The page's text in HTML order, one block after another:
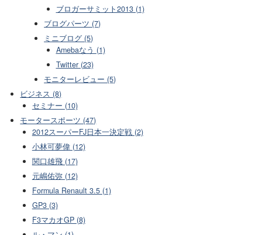
ブロガーサミット2013 (1)
ブログパーツ (7)
ミニブログ (5)
Amebaなう (1)
Twitter (23)
モニターレビュー (5)
ビジネス (8)
セミナー (10)
モータースポーツ (47)
2012スーパーFJ日本一決定戦 (2)
小林可夢偉 (12)
関口雄飛 (17)
元嶋佑弥 (12)
Formula Renault 3.5 (1)
GP3 (3)
F3マカオGP (8)